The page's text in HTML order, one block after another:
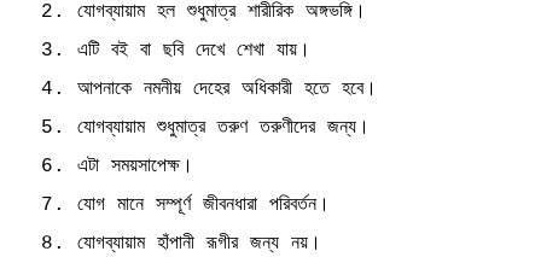
যোগব্যায়াম হল শুধুমাত্র শারীরিক অঙ্গভঙ্গি।
এটি বই বা ছবি দেখে শেখা যায়।
আপনাকে নমনীয় দেহের অধিকারী হতে হবে।
যোগব্যায়াম শুধুমাত্র তরুণ তরুণীদের জন্য।
এটা সময়সাপেক্ষ।
যোগ মানে সম্পূর্ণ জীবনধারা পরিবর্তন।
যোগব্যায়াম হাঁপানী রূগীর জন্য নয়।